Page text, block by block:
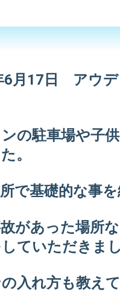
6月17日 アウデ
の駐車場や子
。
で基礎的な事
があった場所
ていただきまし
入れ方も教え